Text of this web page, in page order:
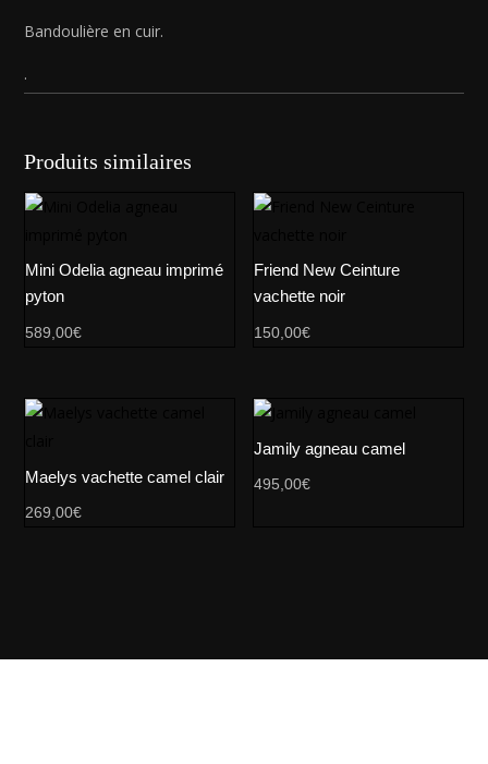
Bandoulière en cuir.
.
Produits similaires
Mini Odelia agneau imprimé
pyton
589,00€
Friend New Ceinture
vachette noir
150,00€
Maelys vachette camel clair
269,00€
Jamily agneau camel
495,00€